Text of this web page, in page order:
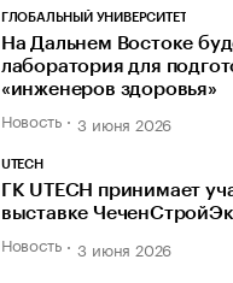
ГЛОБАЛЬНЫЙ УНИВЕРСИТЕТ
На Дальнем Востоке
лаборатория для
«инженеров здоровья»
Новость 3 июня 2026
UTECH
ГК UTECH принимает
выставке
Новость 3 июня 2026